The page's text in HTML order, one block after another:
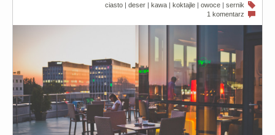
ciasto | deser | kawa | koktajle | owoce | sernik
1 komentarz